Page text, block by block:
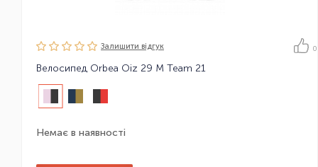
Залишити вiдгук 0
Велосипед Orbea Oiz 29 M Team 21
Немає в наявності